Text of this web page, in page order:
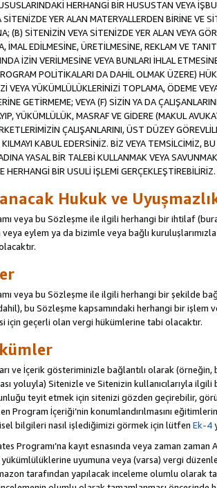
HERHANGİ BİR HUSUSTAN VEYA
YER ALAN MATERYALLERDEN BİRİNE VE
(B) SİTENİZİN VEYA SİTENİZDE YER ALAN VEYA
İMAL EDİLMESİNE, ÜRETİLMESİNE, REKLAM VE
İZİN VERİLMESİNE VEYA BUNLARI İHLAL
POLİTİKALARI DA DAHİL OLMAK ÜZERE)
VEYA YÜKÜMLÜLÜKLERİNİZİ TOPLAMA, ÖDEME
GETİRMEME; VEYA (F) SİZİN YA DA
YÜKÜMLÜLÜK, MASRAF VE GİDERE (MAKUL
ÇALIŞANLARINI, ÜST DÜZEY
KABUL EDERSİNİZ. BİZ VEYA TEMSİLCİMİZ,
YASAL BİR TALEBİ KULLANMAK VEYA
HERHANGİ BİR USULİ İŞLEMİ GERÇEKLEŞTİREBİLİRİZ.
Hukuk ve
veya bu Sözleşme ile ilgili herhangi bir ihtilaf
eylem ya da bizimle veya bağlı
veya bu Sözleşme ile ilgili herhangi bir şekilde
bu Sözleşme kapsamındaki herhangi bir işlem
için geçerli olan vergi hükümlerine tabi olacaktır.
ve İçerik gösteriminizle bağlantılı olarak
yoluyla) Sitenizle ve Sitenizin kullanıcılarıyla
teyit etmek için sitenizi gözden geçirebilir,
Program İçeriği’nin konumlandırılmasını
bilgileri nasıl işlediğimizi görmek için lütfen Ek-4
Programı’na kayıt esnasında veya zaman
yükümlülüklerine uyumuna veya (varsa) vergi
tarafından yapılacak inceleme olumlu olarak